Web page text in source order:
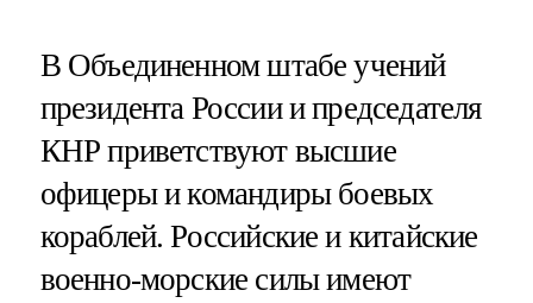
В Объединенном штабе учений
президента России и председателя
КНР приветствуют высшие
офицеры и командиры боевых
кораблей. Российские и китайские
военно-морские силы имеют